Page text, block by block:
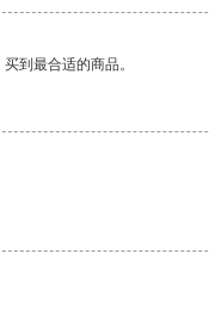
到最合适的商品。